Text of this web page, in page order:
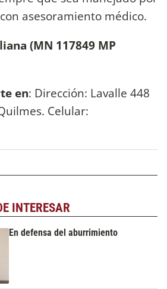
asesoramiento médico.
(MN 117849 MP
en: Dirección: Lavalle 448
Celular:
INTERESAR
En defensa del aburrimiento